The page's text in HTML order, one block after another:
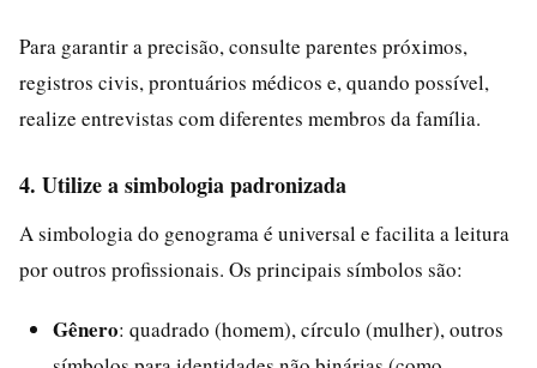
Para garantir a precisão, consulte parentes próximos,
registros civis, prontuários médicos e, quando possível,
realize entrevistas com diferentes membros da família.
4. Utilize a simbologia padronizada
A simbologia do genograma é universal e facilita a leitura
por outros profissionais. Os principais símbolos são:
Gênero: quadrado (homem), círculo (mulher), outros